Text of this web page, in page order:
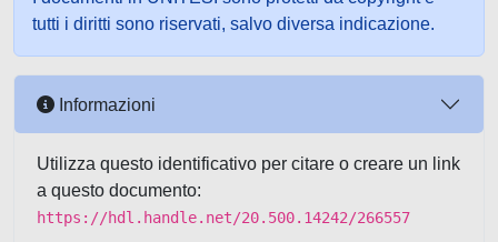
tutti i diritti sono riservati, salvo diversa indicazione.
Informazioni
Utilizza questo identificativo per citare o creare un link
a questo documento:
https://hdl.handle.net/20.500.14242/266557